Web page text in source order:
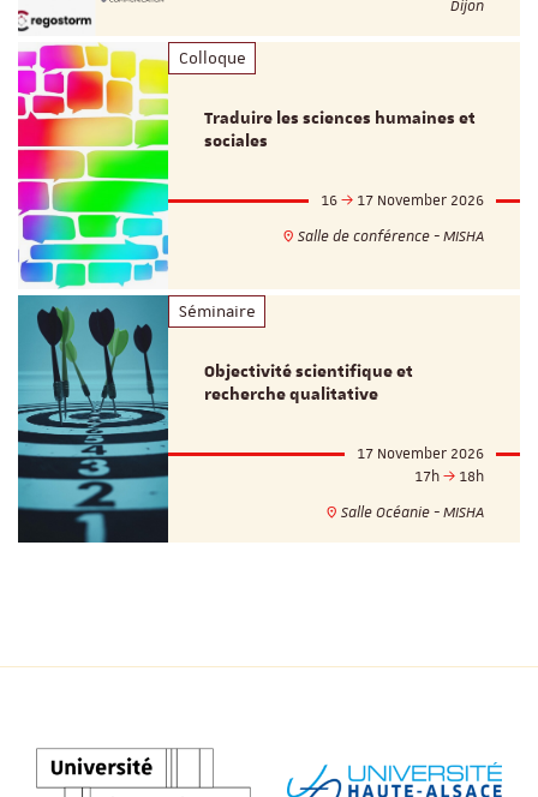
Dijon
Colloque
Traduire les sciences humaines et
sociales
16
17 November 2026
Salle de conférence - MISHA
Séminaire
Objectivité scientifique et
recherche qualitative
17 November 2026
17h
18h
Salle Océanie - MISHA